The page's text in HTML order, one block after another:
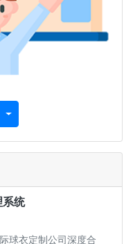
下拉箭头
系统
球衣定制公司深度合